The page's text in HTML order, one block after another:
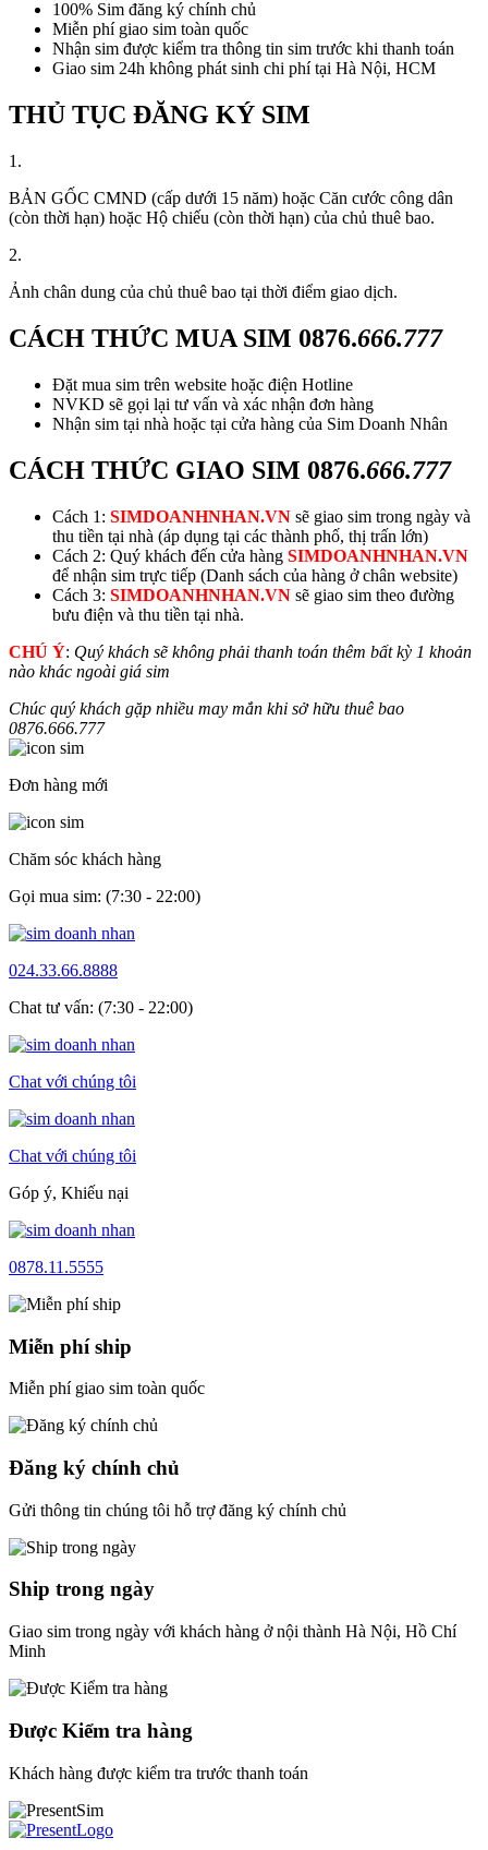
100% Sim đăng ký chính chủ
Miễn phí giao sim toàn quốc
Nhận sim được kiểm tra thông tin sim trước khi thanh toán
Giao sim 24h không phát sinh chi phí tại Hà Nội, HCM
THỦ TỤC ĐĂNG KÝ SIM
1.
BẢN GỐC CMND (cấp dưới 15 năm) hoặc Căn cước công dân
(còn thời hạn) hoặc Hộ chiếu (còn thời hạn) của chủ thuê bao.
2.
Ảnh chân dung của chủ thuê bao tại thời điểm giao dịch.
CÁCH THỨC MUA SIM 0876.666.777
Đặt mua sim trên website hoặc điện Hotline
NVKD sẽ gọi lại tư vấn và xác nhận đơn hàng
Nhận sim tại nhà hoặc tại cửa hàng của Sim Doanh Nhân
CÁCH THỨC GIAO SIM 0876.666.777
Cách 1: SIMDOANHNHAN.VN sẽ giao sim trong ngày và
thu tiền tại nhà (áp dụng tại các thành phố, thị trấn lớn)
Cách 2: Quý khách đến cửa hàng SIMDOANHNHAN.VN
để nhận sim trực tiếp (Danh sách của hàng ở chân website)
Cách 3: SIMDOANHNHAN.VN sẽ giao sim theo đường
bưu điện và thu tiền tại nhà.
CHÚ Ý: Quý khách sẽ không phải thanh toán thêm bất kỳ 1 khoản
nào khác ngoài giá sim
Chúc quý khách gặp nhiều may mắn khi sở hữu thuê bao
0876.666.777
Đơn hàng mới
Chăm sóc khách hàng
Gọi mua sim: (7:30 - 22:00)
024.33.66.8888
Chat tư vấn: (7:30 - 22:00)
Chat với chúng tôi
Chat với chúng tôi
Góp ý, Khiếu nại
0878.11.5555
Miễn phí ship
Miễn phí giao sim toàn quốc
Đăng ký chính chủ
Gửi thông tin chúng tôi hỗ trợ đăng ký chính chủ
Ship trong ngày
Giao sim trong ngày với khách hàng ở nội thành Hà Nội, Hồ Chí
Minh
Được Kiểm tra hàng
Khách hàng được kiểm tra trước thanh toán